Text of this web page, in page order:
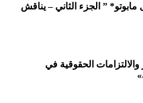
” الجزء الثاني – يناقش
الحقوقية في